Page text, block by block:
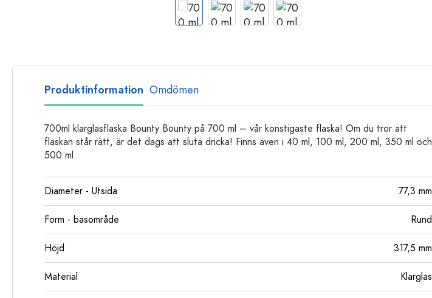
Glasflaskor
Plastflaskor
Produktinformation Omdömen
700ml klarglasflaska Bounty Bounty på 700 ml – vår konstigaste flaska! Om du tror att
flaskan står rätt, är det dags att sluta dricka! Finns även i 40 ml, 100 ml, 200 ml, 350 ml och
500 ml.
Diameter - Utsida 77,3 mm
Form - basområde Rund
Höjd 317,5 mm
Material Klarglas